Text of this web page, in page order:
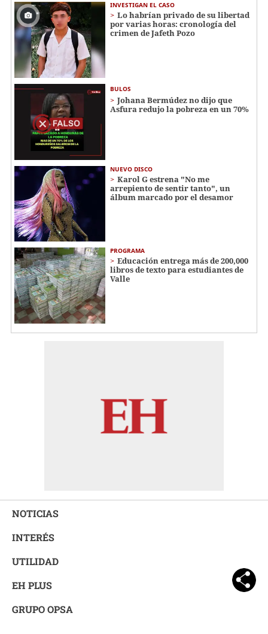
INVESTIGAN EL CASO
Lo habrían privado de su libertad
por varias horas: cronología del
crimen de Jafeth Pozo
BULOS
Johana Bermúdez no dijo que
Asfura redujo la pobreza en un 70%
NUEVO DISCO
Karol G estrena "No me
arrepiento de sentir tanto", un
álbum marcado por el desamor
PROGRAMA
Educación entrega más de 200,000
libros de texto para estudiantes de
Valle
NOTICIAS
INTERÉS
UTILIDAD
EH PLUS
GRUPO OPSA